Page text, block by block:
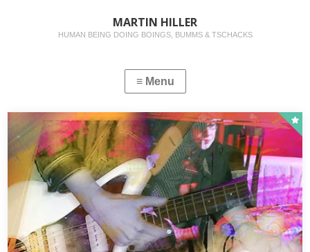
MARTIN HILLER
HUMAN BEING DOING BOINGS, BUMMS & TSCHACKS